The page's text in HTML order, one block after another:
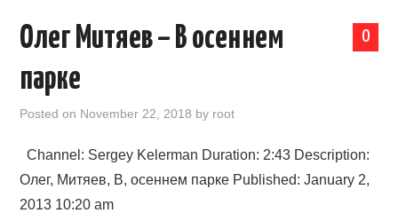
0
Олег Митяев – В осеннем
парке
Posted on November 22, 2018 by root
Channel: Sergey Kelerman Duration: 2:43 Description:
Олег, Митяев, В, осеннем парке Published: January 2,
2013 10:20 am